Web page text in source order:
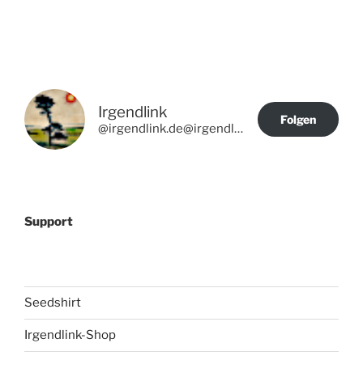
Irgendlink
@irgendlink.de@irgendlink.de
Folgen
Support
Seedshirt
Irgendlink-Shop